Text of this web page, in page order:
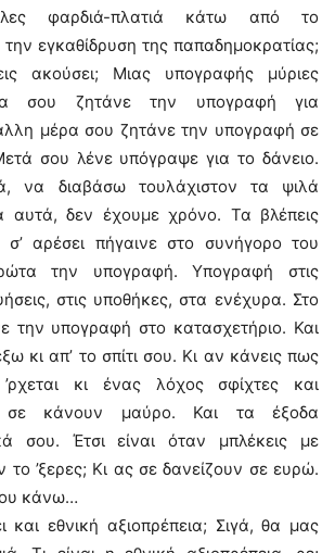
φαρδιά-πλατιά κάτω από το
εγκαθίδρυση της παπαδημοκρατίας;
ακούσει; Μιας υπογραφής μύριες
σου ζητάνε την υπογραφή για
μέρα σου ζητάνε την υπογραφή σε
σου λένε υπόγραψε για το δάνειο.
να διαβάσω τουλάχιστον τα ψιλά
αυτά, δεν έχουμε χρόνο. Τα βλέπεις
αρέσει πήγαινε στο συνήγορο του
την υπογραφή. Υπογραφή στις
στις υποθήκες, στα ενέχυρα. Στο
την υπογραφή στο κατασχετήριο. Και
κι απ’ το σπίτι σου. Κι αν κάνεις πως
κι ένας λόχος σφίχτες και
σε κάνουν μαύρο. Και τα έξοδα
σου. Έτσι είναι όταν μπλέκεις με
το ’ξερες; Κι ας σε δανείζουν σε ευρώ.
κάνω…
και εθνική αξιοπρέπεια; Σιγά, θα μας